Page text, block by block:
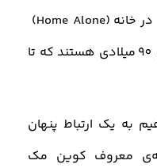
خانه (Home Alone)
میلادی هستند که تا
به یک ارتباط پنهان
معروف کوین مک‌